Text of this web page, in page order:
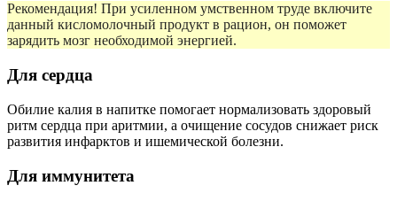
Рекомендация! При усиленном умственном труде включите
данный кисломолочный продукт в рацион, он поможет
зарядить мозг необходимой энергией.
Для сердца
Обилие калия в напитке помогает нормализовать здоровый
ритм сердца при аритмии, а очищение сосудов снижает риск
развития инфарктов и ишемической болезни.
Для иммунитета